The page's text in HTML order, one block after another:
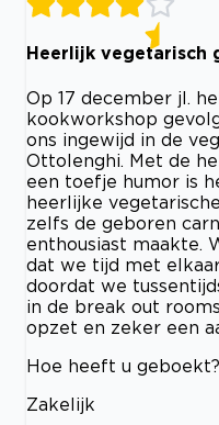
Heerlijk vegetarisch
Op 17 december jl.
kookworkshop
ons ingewijd in de
Ottolenghi. Met de
een toefje humor is
heerlijke
zelfs de geboren
enthousiast maakte.
dat we tijd met
doordat we
in de break out
opzet en zeker een
Hoe heeft u geboekt?
Zakelijk